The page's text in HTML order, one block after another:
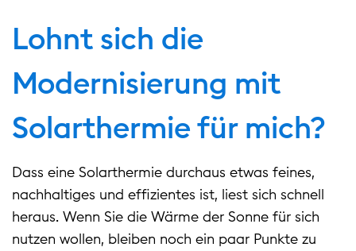
Lohnt sich die
Modernisierung mit
Solarthermie für mich?
Dass eine Solarthermie durchaus etwas feines,
nachhaltiges und effizientes ist, liest sich schnell
heraus. Wenn Sie die Wärme der Sonne für sich
nutzen wollen, bleiben noch ein paar Punkte zu